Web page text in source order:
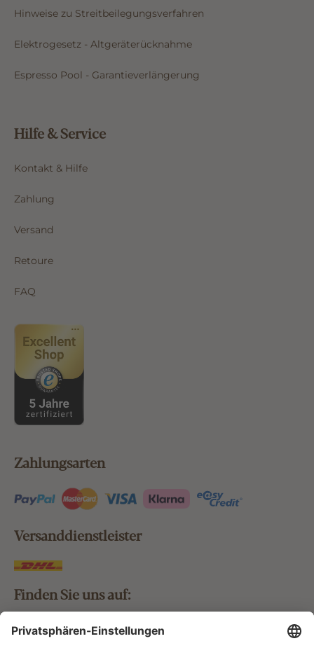
Hinweise zu Streitbeilegungsverfahren
Elektrogesetz - Altgeräterücknahme
Espresso Pool - Garantieverlängerung
Hilfe & Service
Kontakt & Hilfe
Zahlung
Versand
Retoure
FAQ
Zahlungsarten
Versanddienstleister
Finden Sie uns auf: